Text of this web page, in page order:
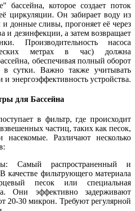
бассейна, которое создает поток
циркуляции. Он забирает воду из
донные сливы, прогоняет её через
и дезинфекции, а затем возвращает
Производительность насоса
метрах в час) должна
обеспечивая полный оборот
сутки. Важно также учитывать
энергоэффективность устройства.
для Бассейна
в фильтр, где происходит
частиц, таких как песок,
Различают несколько
Самый распространенный и
качестве фильтрующего материала
песок или специальная
Они эффективно задерживают
20-30 микрон. Требуют регулярной